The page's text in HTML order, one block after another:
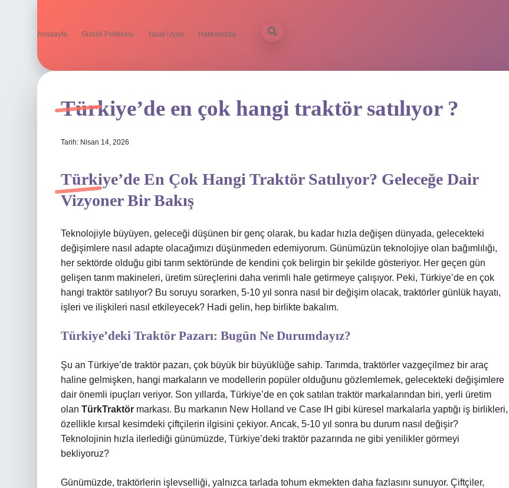
Anasayfa Gizlilik Politikası Yasal Uyarı Hakkımızda
Türkiye’de en çok hangi traktör satılıyor ?
Tarih: Nisan 14, 2026
Türkiye’de En Çok Hangi Traktör Satılıyor? Geleceğe Dair
Vizyoner Bir Bakış
Teknolojiyle büyüyen, geleceği düşünen bir genç olarak, bu kadar hızla değişen dünyada, gelecekteki
değişimlere nasıl adapte olacağımızı düşünmeden edemiyorum. Günümüzün teknolojiye olan bağımlılığı,
her sektörde olduğu gibi tarım sektöründe de kendini çok belirgin bir şekilde gösteriyor. Her geçen gün
gelişen tarım makineleri, üretim süreçlerini daha verimli hale getirmeye çalışıyor. Peki, Türkiye’de en çok
hangi traktör satılıyor? Bu soruyu sorarken, 5-10 yıl sonra nasıl bir değişim olacak, traktörler günlük hayatı,
işleri ve ilişkileri nasıl etkileyecek? Hadi gelin, hep birlikte bakalım.
Türkiye’deki Traktör Pazarı: Bugün Ne Durumdayız?
Şu an Türkiye’de traktör pazarı, çok büyük bir büyüklüğe sahip. Tarımda, traktörler vazgeçilmez bir araç
haline gelmişken, hangi markaların ve modellerin popüler olduğunu gözlemlemek, gelecekteki değişimlere
dair önemli ipuçları veriyor. Son yıllarda, Türkiye’de en çok satılan traktör markalarından biri, yerli üretim
olan TürkTraktör markası. Bu markanın New Holland ve Case IH gibi küresel markalarla yaptığı iş birlikleri,
özellikle kırsal kesimdeki çiftçilerin ilgisini çekiyor. Ancak, 5-10 yıl sonra bu durum nasıl değişir?
Teknolojinin hızla ilerlediği günümüzde, Türkiye’deki traktör pazarında ne gibi yenilikler görmeyi
bekliyoruz?
Günümüzde, traktörlerin işlevselliği, yalnızca tarlada tohum ekmekten daha fazlasını sunuyor. Çiftçiler,